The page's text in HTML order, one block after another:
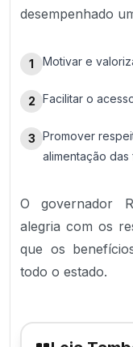
desempenhado
1 Motivar e
2 Facilitar o
3 Promover
alimentação das
O governador
alegria com os
que os
todo o estado.